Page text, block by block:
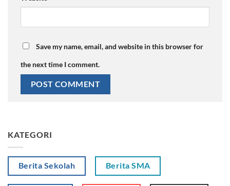
Save my name, email, and website in this browser for
the next time I comment.
KATEGORI
Berita Sekolah Berita SMA